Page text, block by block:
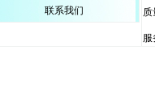
联系我们
服